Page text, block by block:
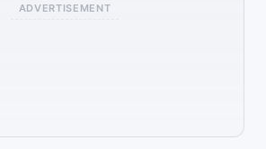
ADVERTISEMENT